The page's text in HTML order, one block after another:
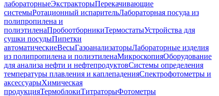
лабораторныеЭкстракторыПерекачивающие
системыРотационный испарительЛабораторная посуда из
полипропилена и
полиэтиленаПробоотборникиТермостатыУстройства для
сушки посудыПипетки
автоматическиеВесыГазоанализаторыЛабораторные изделия
из полипропилена и полиэтиленаМикроскопияОборудование
для анализа нефти и нефтепродуктовСистемы определения
температуры плавления и каплепаденияСпектрофотометры и
аксессуарыХимическая
продукцияТермоблокиТитраторыФотометры